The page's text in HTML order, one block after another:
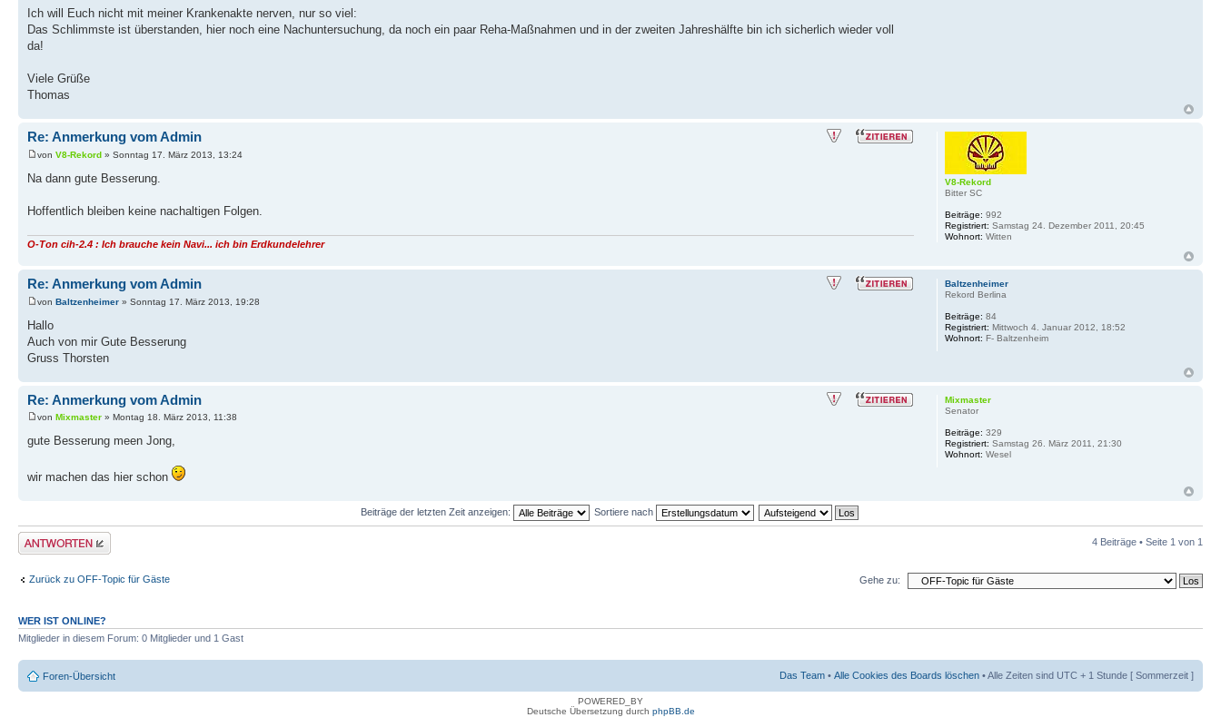
Ich will Euch nicht mit meiner Krankenakte nerven, nur so viel:
Das Schlimmste ist überstanden, hier noch eine Nachuntersuchung, da noch ein paar Reha-Maßnahmen und in der zweiten Jahreshälfte bin ich sicherlich wieder voll
da!
Viele Grüße
Thomas
Re: Anmerkung vom Admin
von V8-Rekord » Sonntag 17. März 2013, 13:24
Na dann gute Besserung.
Hoffentlich bleiben keine nachaltigen Folgen.
O-Ton cih-2.4 : Ich brauche kein Navi... ich bin Erdkundelehrer
V8-Rekord
Bitter SC
Beiträge: 992
Registriert: Samstag 24. Dezember 2011, 20:45
Wohnort: Witten
Re: Anmerkung vom Admin
von Baltzenheimer » Sonntag 17. März 2013, 19:28
Hallo
Auch von mir Gute Besserung
Gruss Thorsten
Baltzenheimer
Rekord Berlina
Beiträge: 84
Registriert: Mittwoch 4. Januar 2012, 18:52
Wohnort: F- Baltzenheim
Re: Anmerkung vom Admin
von Mixmaster » Montag 18. März 2013, 11:38
gute Besserung meen Jong,
wir machen das hier schon
Mixmaster
Senator
Beiträge: 329
Registriert: Samstag 26. März 2011, 21:30
Wohnort: Wesel
Beiträge der letzten Zeit anzeigen: Sortiere nach
Antwort erstellen 4 Beiträge • Seite 1 von 1
Zurück zu OFF-Topic für Gäste Gehe zu:
WER IST ONLINE?
Mitglieder in diesem Forum: 0 Mitglieder und 1 Gast
Foren-Übersicht Das Team • Alle Cookies des Boards löschen • Alle Zeiten sind UTC + 1 Stunde [ Sommerzeit ]
POWERED_BY
Deutsche Übersetzung durch phpBB.de